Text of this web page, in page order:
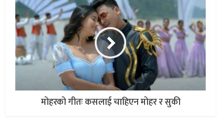
मोहरको गीतः कसलाई चाहिएन मोहर र सुकी